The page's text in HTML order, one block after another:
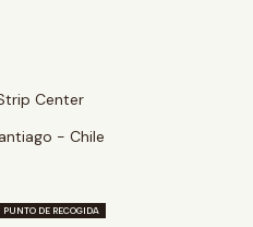
Center
- Chile
PUNTO DE RECOGIDA